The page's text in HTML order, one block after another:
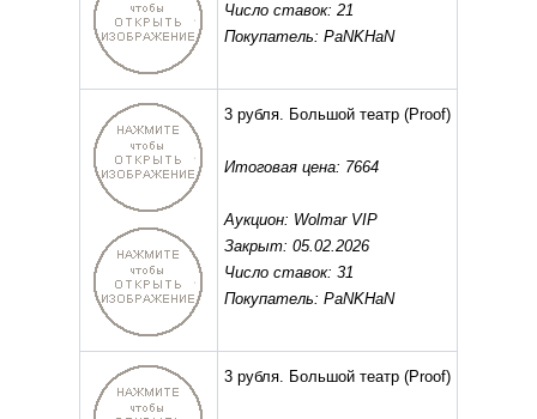
Число ставок: 21
Покупатель: PaNKHaN
3 рубля. Большой театр (Proof)
Итоговая цена: 7664
Аукцион: Wolmar VIP
Закрыт: 05.02.2026
Число ставок: 31
Покупатель: PaNKHaN
3 рубля. Большой театр (Proof)